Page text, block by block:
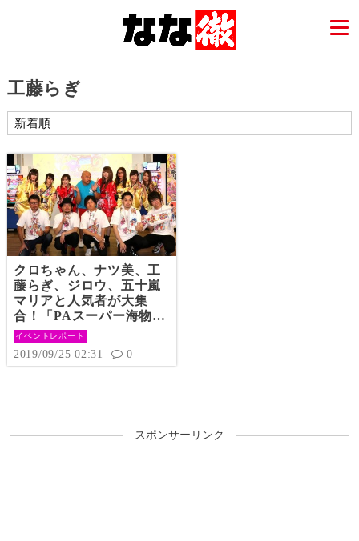
工藤らぎ
クロちゃん、ナツ美、工
藤らぎ、ジロウ、五十嵐
マリアと人気者が大集
合！「PAスーパー海物語
IN JAPAN2 with 太鼓の
達人」発表記念イベント
「海祭り2019」潜入レポ
イベントレポート
2019/09/25 02:31 0
スポンサーリンク